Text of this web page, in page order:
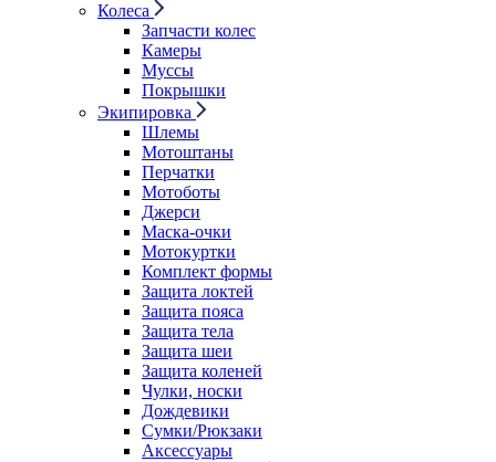
Колеса
Запчасти колес
Камеры
Муссы
Покрышки
Экипировка
Шлемы
Мотоштаны
Перчатки
Мотоботы
Джерси
Маска-очки
Мотокуртки
Комплект формы
Защита локтей
Защита пояса
Защита тела
Защита шеи
Защита коленей
Чулки, носки
Дождевики
Сумки/Рюкзаки
Аксессуары